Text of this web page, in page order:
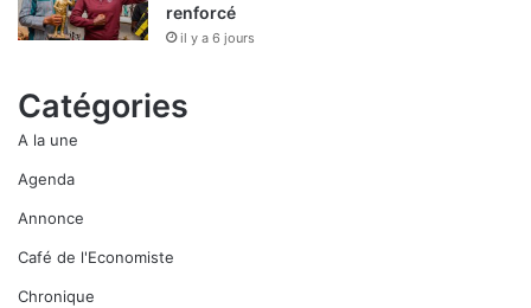
renforcé
il y a 6 jours
Catégories
A la une
Agenda
Annonce
Café de l'Economiste
Chronique